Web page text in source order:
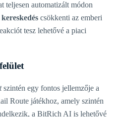
teljesen automatizált módon
csökkenti az emberi
tesz lehetővé a piaci
szintén egy fontos jellemzője a
Route játékhoz, amely szintén
a BitRich AI is lehetővé